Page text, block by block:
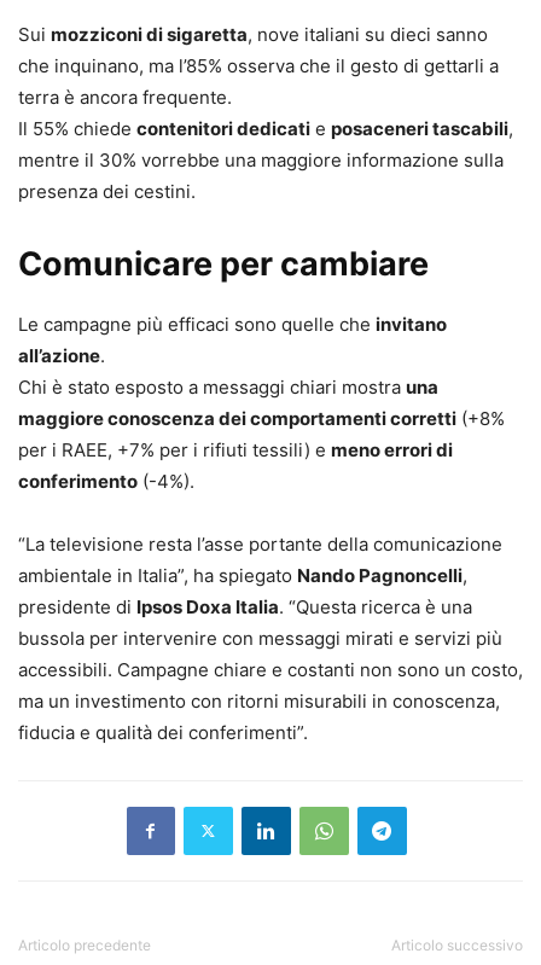
Sui mozziconi di sigaretta, nove italiani su dieci sanno
che inquinano, ma l’85% osserva che il gesto di gettarli a
terra è ancora frequente.
Il 55% chiede contenitori dedicati e posaceneri tascabili,
mentre il 30% vorrebbe una maggiore informazione sulla
presenza dei cestini.
Comunicare per cambiare
Le campagne più efficaci sono quelle che invitano
all’azione.
Chi è stato esposto a messaggi chiari mostra una
maggiore conoscenza dei comportamenti corretti (+8%
per i RAEE, +7% per i rifiuti tessili) e meno errori di
conferimento (-4%).
“La televisione resta l’asse portante della comunicazione
ambientale in Italia”, ha spiegato Nando Pagnoncelli,
presidente di Ipsos Doxa Italia. “Questa ricerca è una
bussola per intervenire con messaggi mirati e servizi più
accessibili. Campagne chiare e costanti non sono un costo,
ma un investimento con ritorni misurabili in conoscenza,
fiducia e qualità dei conferimenti”.
Articolo precedente Articolo successivo